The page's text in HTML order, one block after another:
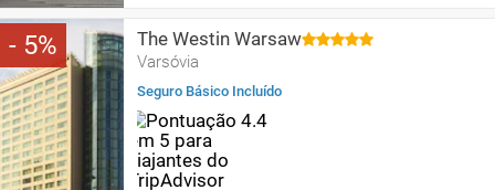
5 The Westin Warsaw
Varsóvia
Seguro Básico Incluído